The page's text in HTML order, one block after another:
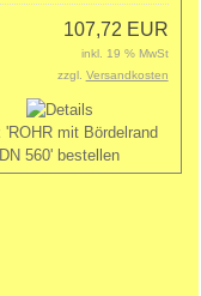
107,72 EUR
inkl. 19 % MwSt
zzgl. Versandkosten